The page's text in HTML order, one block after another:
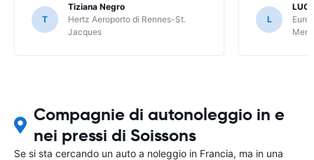
T
Tiziana Negro
Hertz Aeroporto di Rennes-St.
Jacques
L
Compagnie di autonoleggio in e
nei pressi di Soissons
Se si sta cercando un auto a noleggio in Francia, ma in una